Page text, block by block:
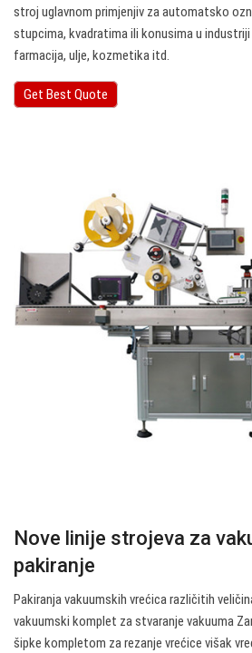
stroj uglavnom primjenjiv za automatsko
stupcima, kvadratima ili konusima u
farmacija, ulje, kozmetika itd.
Get Best Quote
Nove linije strojeva za
pakiranje
Pakiranja vakuumskih vrećica različitih
vakuumski komplet za stvaranje vakuuma
šipke kompletom za rezanje vrećice višak